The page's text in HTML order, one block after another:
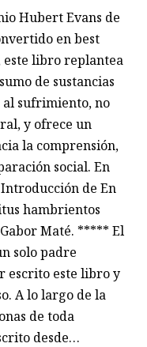
Hubert Evans de
en best
libro replantea
de sustancias
al sufrimiento, no
y ofrece un
la comprensión,
social. En
de En
hambrientos
Maté. ***** El
solo padre
escrito este libro y
A lo largo de la
de toda
desde…